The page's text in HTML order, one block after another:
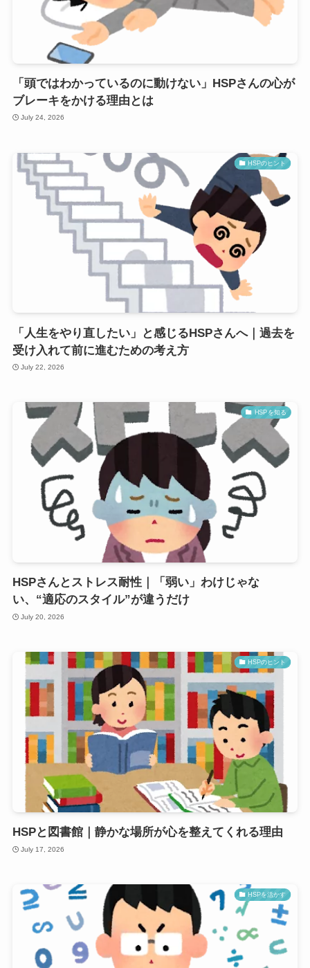
「頭ではわかっているのに動けない」HSPさんの心が
ブレーキをかける理由とは
July 24, 2026
HSPのヒント
「人生をやり直したい」と感じるHSPさんへ｜過去を
受け入れて前に進むための考え方
July 22, 2026
HSPを知る
HSPさんとストレス耐性｜「弱い」わけじゃな
い、“適応のスタイル”が違うだけ
July 20, 2026
HSPのヒント
HSPと図書館｜静かな場所が心を整えてくれる理由
July 17, 2026
HSPを活かす